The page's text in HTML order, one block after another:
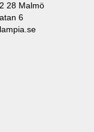
28 Malmö
6